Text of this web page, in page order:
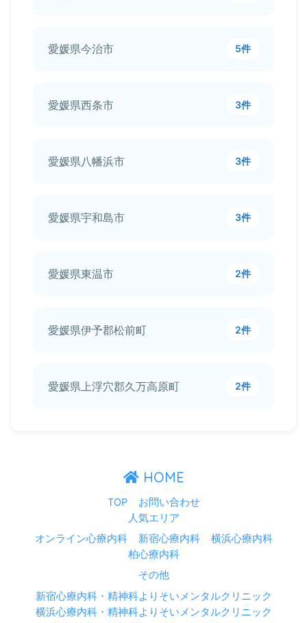
愛媛県今治市 5件
愛媛県西条市 3件
愛媛県八幡浜市 3件
愛媛県宇和島市 3件
愛媛県東温市 2件
愛媛県伊予郡松前町 2件
愛媛県上浮穴郡久万高原町 2件
HOME
TOP
お問い合わせ
人気エリア
オンライン心療内科
新宿心療内科
横浜心療内科
柏心療内科
その他
新宿心療内科・精神科よりそいメンタルクリニック
横浜心療内科・精神科よりそいメンタルクリニック